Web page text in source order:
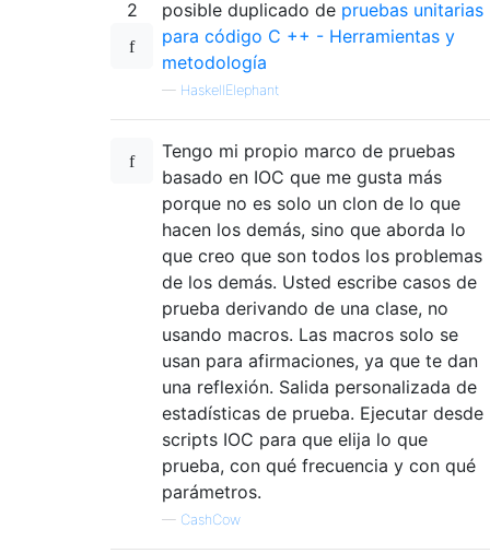
2 posible duplicado de pruebas unitarias
para código C ++ - Herramientas y
metodología
— HaskellElephant
Tengo mi propio marco de pruebas
basado en IOC que me gusta más
porque no es solo un clon de lo que
hacen los demás, sino que aborda lo
que creo que son todos los problemas
de los demás. Usted escribe casos de
prueba derivando de una clase, no
usando macros. Las macros solo se
usan para afirmaciones, ya que te dan
una reflexión. Salida personalizada de
estadísticas de prueba. Ejecutar desde
scripts IOC para que elija lo que
prueba, con qué frecuencia y con qué
parámetros.
— CashCow